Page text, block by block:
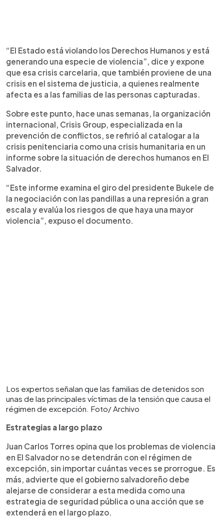
“El Estado está violando los Derechos Humanos y está
generando una especie de violencia”, dice y expone
que esa crisis carcelaria, que también proviene de una
crisis en el sistema de justicia, a quienes realmente
afecta es a las familias de las personas capturadas.
Sobre este punto, hace unas semanas, la organización
internacional, Crisis Group, especializada en la
prevención de conflictos, se refirió al catalogar a la
crisis penitenciaria como una crisis humanitaria en un
informe sobre la situación de derechos humanos en El
Salvador.
“Este informe examina el giro del presidente Bukele de
la negociación con las pandillas a una represión a gran
escala y evalúa los riesgos de que haya una mayor
violencia”, expuso el documento.
Los expertos señalan que las familias de detenidos son
unas de las principales víctimas de la tensión que causa el
régimen de excepción. Foto/ Archivo
Estrategias a largo plazo
Juan Carlos Torres opina que los problemas de violencia
en El Salvador no se detendrán con el régimen de
excepción, sin importar cuántas veces se prorrogue. Es
más, advierte que el gobierno salvadoreño debe
alejarse de considerar a esta medida como una
estrategia de seguridad pública o una acción que se
extenderá en el largo plazo.